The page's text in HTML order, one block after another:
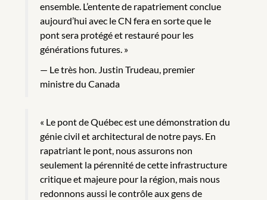
ensemble. L’entente de rapatriement conclue
aujourd’hui avec le CN fera en sorte que le
pont sera protégé et restauré pour les
générations futures. »
Le très hon. Justin Trudeau, premier
ministre du Canada
« Le pont de Québec est une démonstration du
génie civil et architectural de notre pays. En
rapatriant le pont, nous assurons non
seulement la pérennité de cette infrastructure
critique et majeure pour la région, mais nous
redonnons aussi le contrôle aux gens de